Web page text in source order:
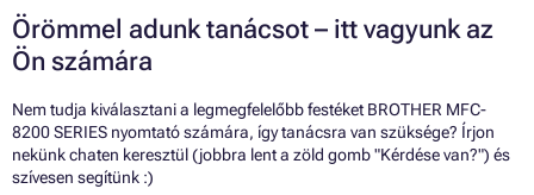
Örömmel adunk tanácsot – itt vagyunk az
Ön számára
Nem tudja kiválasztani a legmegfelelőbb festéket BROTHER MFC-
8200 SERIES nyomtató számára, így tanácsra van szüksége? Írjon
nekünk chaten keresztül (jobbra lent a zöld gomb "Kérdése van?") és
szívesen segítünk :)